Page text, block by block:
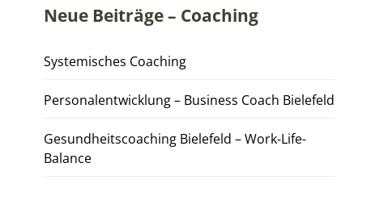
Neue Beiträge – Coaching
Systemisches Coaching
Personalentwicklung – Business Coach Bielefeld
Gesundheitscoaching Bielefeld – Work-Life-
Balance